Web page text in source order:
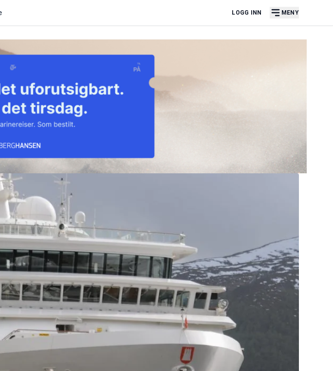
LOGG INN MENY